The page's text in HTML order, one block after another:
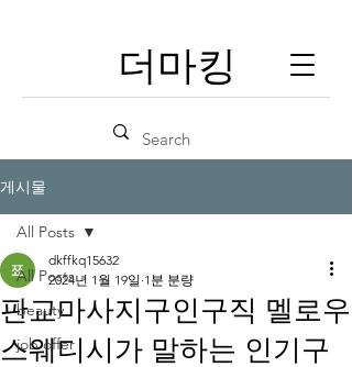
​더마킹
게시물
All Posts
beauty
job offer
All Posts
판교마사지구인구직 멜로우
스웨디시가 말하는 인기구
dkffkq15632
2024년 1월 19일 1분 분량